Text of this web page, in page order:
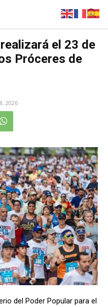
el 23 de
Próceres de
2026
del Poder Popular para el